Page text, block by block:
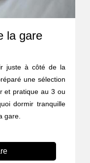
la gare
juste à côté de la
une sélection
et pratique au 3 ou
dormir tranquille
gare.